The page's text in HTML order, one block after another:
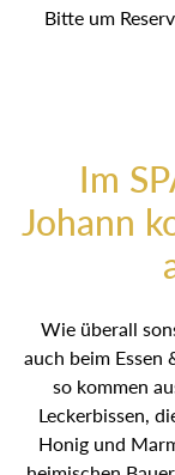
Bitte um
Im
Johann
Wie überall
auch beim Essen
so kommen
Leckerbissen,
Honig und